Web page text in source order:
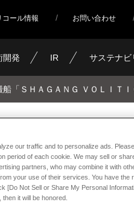
コール情報 お問い合わせ
開発 IR サステナビ
「ＳＨＡＧＡＮＧ ＶＯＬＩＴ
運搬船「Ｓ
の引き渡し
our traffic and to personalize ads.
period of each cookie. We may sell or
partners, who may combine it with
your use of their services. You have the
[Do Not Sell or Share My Personal
it will be honored.